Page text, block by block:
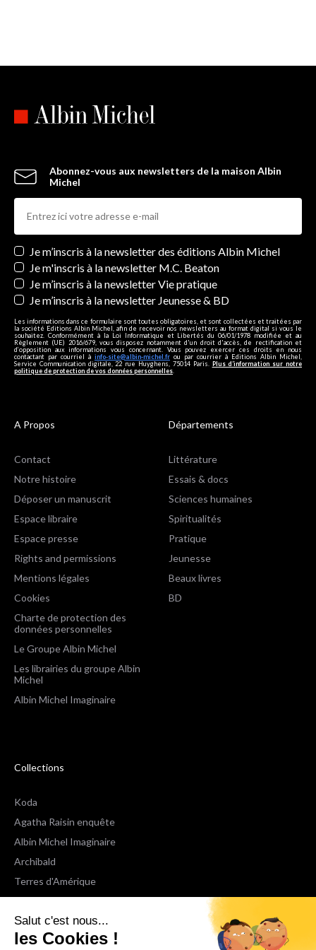
Salut c'est nous...
les Cookies !
Abonnez-vous aux newsletters de la maison Albin
Michel
Newsletters
Je m’inscris à la newsletter des éditions Albin Michel
Je m'inscris à la newsletter M.C. Beaton
Je m’inscris à la newsletter Vie pratique
Je m’inscris à la newsletter Jeunesse & BD
Les informations dans ce formulaire sont toutes obligatoires, et sont collectées et traitées par
la société Editions Albin Michel, afin de recevoir nos newsletters au format digital si vous le
souhaitez. Conformément à la Loi Informatique et Libertés du 06/01/1978 modifiée et au
Règlement (UE) 2016/679, vous disposez notamment d'un droit d'accès, de rectification et
d’opposition aux informations vous concernant. Vous pouvez exercer ces droits en nous
contactant par courriel à info-site@albin-michel.fr ou par courrier à Editions Albin Michel,
Service Communication digitale, 22 rue Huyghens, 75014 Paris. Plus d’information sur notre
politique de protection de vos données personnelles
A Propos
Contact
Notre histoire
Déposer un manuscrit
Espace libraire
Espace presse
Rights and permissions
Mentions légales
Cookies
Charte de protection des
données personnelles
Le Groupe Albin Michel
Les librairies du groupe Albin
Michel
Albin Michel Imaginaire
Départements
Littérature
Essais & docs
Sciences humaines
Spiritualités
Pratique
Jeunesse
Beaux livres
BD
Collections
Koda
Agatha Raisin enquête
Albin Michel Imaginaire
Archibald
Terres d'Amérique
Espaces Libres Poche
NOX
Wiz